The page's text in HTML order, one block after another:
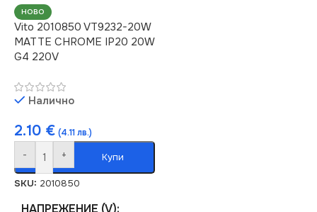
НОВО
Vito 2010850 VT9232-20W
MATTE CHROME IP20 20W
G4 220V
Налично
2.10 € (4.11 лв.)
- + Купи
SKU: 2010850
НАПРЕЖЕНИЕ (V)